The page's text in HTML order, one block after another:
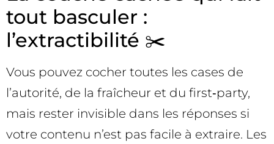
tout basculer :
l’extractibilité ✂️
Vous pouvez cocher toutes les cases de
l’autorité, de la fraîcheur et du first‑party,
mais rester invisible dans les réponses si
votre contenu n’est pas facile à extraire. Les